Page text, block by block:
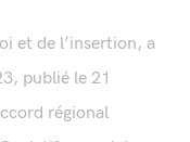
et de l’insertion, a
publié le 21
régional